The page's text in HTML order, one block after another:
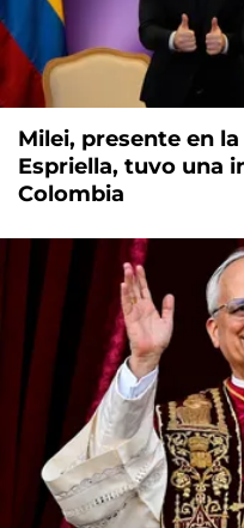
Milei, presente en
Espriella, tuvo una
Colombia